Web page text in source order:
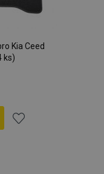
Kia Ceed
ks)